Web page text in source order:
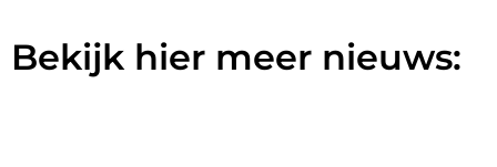
Bekijk hier meer nieuws: